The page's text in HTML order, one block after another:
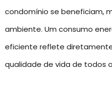
condomínio se beneficiam,
ambiente. Um consumo
eficiente reflete
qualidade de vida de todos